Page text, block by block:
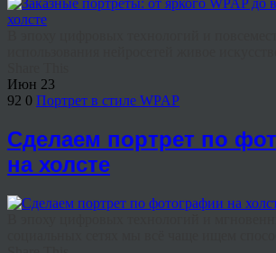
Июн 23
92 0 Портрет в стиле WPAP
Сделаем портрет по
на холсте